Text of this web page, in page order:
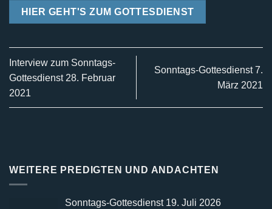
HIER GEHT'S ZUM GOTTESDIENST
Interview zum Sonntags-
Gottesdienst 28. Februar
2021
Sonntags-Gottesdienst 7.
März 2021
WEITERE PREDIGTEN UND ANDACHTEN
Sonntags-Gottesdienst 19. Juli 2026